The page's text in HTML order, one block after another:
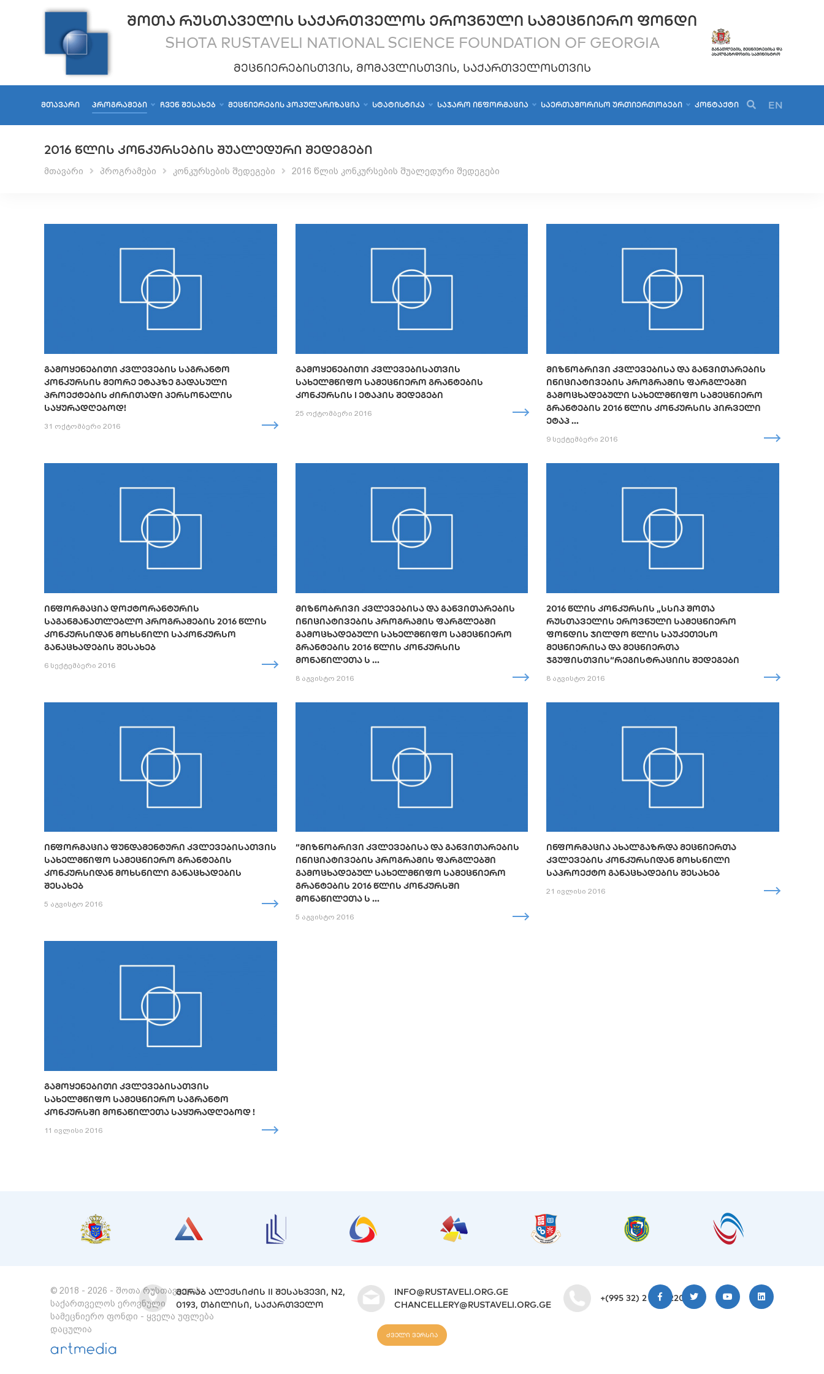
ᲨᲝᲗᲐ ᲠᲣᲡᲗᲐᲕᲔᲚᲘᲡ ᲡᲐᲥᲐᲠᲗᲕᲔᲚᲝᲡ ᲔᲠᲝᲕᲜᲣᲚᲘ ᲡᲐᲛᲔᲪᲜᲘᲔᲠᲝ ᲤᲝᲜᲓᲘ
SHOTA RUSTAVELI NATIONAL SCIENCE FOUNDATION OF GEORGIA
ᲛᲔᲪᲜᲘᲔᲠᲔᲑᲘᲡᲗᲕᲘᲡ, ᲛᲝᲛᲐᲕᲚᲘᲡᲗᲕᲘᲡ, ᲡᲐᲥᲐᲠᲗᲕᲔᲚᲝᲡᲗᲕᲘᲡ
ᲛᲗᲐᲕᲐᲠᲘ ᲞᲠᲝᲒᲠᲐᲛᲔᲑᲘ ᲩᲕᲔᲜ ᲨᲔᲡᲐᲮᲔᲑ ᲛᲔᲪᲜᲘᲔᲠᲔᲑᲘᲡ ᲞᲝᲞᲣᲚᲐᲠᲘᲖᲐᲪᲘᲐ ᲡᲢᲐᲢᲘᲡᲢᲘᲙᲐ ᲡᲐᲯᲐᲠᲝ ᲘᲜᲤᲝᲠᲛᲐᲪᲘᲐ ᲡᲐᲔᲠᲗᲐᲨᲝᲠᲘᲡᲝ ᲣᲠᲗᲘᲔᲠᲗᲝᲑᲔᲑᲘ ᲙᲝᲜᲢᲐᲥᲢᲘ EN
2016 ᲬᲚᲘᲡ ᲙᲝᲜᲙᲣᲠᲡᲔᲑᲘᲡ ᲨᲣᲐᲚᲔᲓᲣᲠᲘ ᲨᲔᲓᲔᲒᲔᲑᲘ
მთავარი პროგრამები კონკურსების შედეგები 2016 წლის კონკურსების შუალედური შედეგები
ᲒᲐᲛᲝᲧᲔᲜᲔᲑᲘᲗᲘ ᲙᲕᲚᲔᲕᲔᲑᲘᲡ ᲡᲐᲒᲠᲐᲜᲢᲝ
ᲙᲝᲜᲙᲣᲠᲡᲘᲡ ᲛᲔᲝᲠᲔ ᲔᲢᲐᲞᲖᲔ ᲒᲐᲓᲐᲡᲣᲚᲘ
ᲞᲠᲝᲔᲥᲢᲔᲑᲘᲡ ᲫᲘᲠᲘᲗᲐᲓᲘ ᲞᲔᲠᲡᲝᲜᲐᲚᲘᲡ
ᲡᲐᲧᲣᲠᲐᲓᲦᲔᲑᲝᲓ!
31 ოქტომბერი 2016
ᲒᲐᲛᲝᲧᲔᲜᲔᲑᲘᲗᲘ ᲙᲕᲚᲔᲕᲔᲑᲘᲡᲐᲗᲕᲘᲡ
ᲡᲐᲮᲔᲚᲛᲬᲘᲤᲝ ᲡᲐᲛᲔᲪᲜᲘᲔᲠᲝ ᲒᲠᲐᲜᲢᲔᲑᲘᲡ
ᲙᲝᲜᲙᲣᲠᲡᲘᲡ I ᲔᲢᲐᲞᲘᲡ ᲨᲔᲓᲔᲒᲔᲑᲘ
25 ოქტომბერი 2016
ᲛᲘᲖᲜᲝᲑᲠᲘᲕᲘ ᲙᲕᲚᲔᲕᲔᲑᲘᲡᲐ ᲓᲐ ᲒᲐᲜᲕᲘᲗᲐᲠᲔᲑᲘᲡ
ᲘᲜᲘᲪᲘᲐᲢᲘᲕᲔᲑᲘᲡ ᲞᲠᲝᲒᲠᲐᲛᲘᲡ ᲤᲐᲠᲒᲚᲔᲑᲨᲘ
ᲒᲐᲛᲝᲪᲮᲐᲓᲔᲑᲣᲚᲘ ᲡᲐᲮᲔᲚᲛᲬᲘᲤᲝ ᲡᲐᲛᲔᲪᲜᲘᲔᲠᲝ
ᲒᲠᲐᲜᲢᲔᲑᲘᲡ 2016 ᲬᲚᲘᲡ ᲙᲝᲜᲙᲣᲠᲡᲘᲡ ᲞᲘᲠᲕᲔᲚᲘ
ᲔᲢᲐᲞ ...
9 სექტემბერი 2016
ᲘᲜᲤᲝᲠᲛᲐᲪᲘᲐ ᲓᲝᲥᲢᲝᲠᲐᲜᲢᲣᲠᲘᲡ
ᲡᲐᲒᲐᲜᲛᲐᲜᲐᲗᲚᲔᲑᲚᲝ ᲞᲠᲝᲒᲠᲐᲛᲔᲑᲘᲡ 2016 ᲬᲚᲘᲡ
ᲙᲝᲜᲙᲣᲠᲡᲘᲓᲐᲜ ᲛᲝᲮᲡᲜᲘᲚᲘ ᲡᲐᲙᲝᲜᲙᲣᲠᲡᲝ
ᲒᲐᲜᲐᲪᲮᲐᲓᲔᲑᲘᲡ ᲨᲔᲡᲐᲮᲔᲑ
6 სექტემბერი 2016
ᲛᲘᲖᲜᲝᲑᲠᲘᲕᲘ ᲙᲕᲚᲔᲕᲔᲑᲘᲡᲐ ᲓᲐ ᲒᲐᲜᲕᲘᲗᲐᲠᲔᲑᲘᲡ
ᲘᲜᲘᲪᲘᲐᲢᲘᲕᲔᲑᲘᲡ ᲞᲠᲝᲒᲠᲐᲛᲘᲡ ᲤᲐᲠᲒᲚᲔᲑᲨᲘ
ᲒᲐᲛᲝᲪᲮᲐᲓᲔᲑᲣᲚᲘ ᲡᲐᲮᲔᲚᲛᲬᲘᲤᲝ ᲡᲐᲛᲔᲪᲜᲘᲔᲠᲝ
ᲒᲠᲐᲜᲢᲔᲑᲘᲡ 2016 ᲬᲚᲘᲡ ᲙᲝᲜᲙᲣᲠᲡᲘᲡ
ᲛᲝᲜᲐᲬᲘᲚᲔᲗᲐ Ს ...
8 აგვისტო 2016
2016 ᲬᲚᲘᲡ ᲙᲝᲜᲙᲣᲠᲡᲘᲡ „ᲡᲡᲘᲞ ᲨᲝᲗᲐ
ᲠᲣᲡᲗᲐᲕᲔᲚᲘᲡ ᲔᲠᲝᲕᲜᲣᲚᲘ ᲡᲐᲛᲔᲪᲜᲘᲔᲠᲝ
ᲤᲝᲜᲓᲘᲡ ᲯᲘᲚᲓᲝ ᲬᲚᲘᲡ ᲡᲐᲣᲙᲔᲗᲔᲡᲝ
ᲛᲔᲪᲜᲘᲔᲠᲘᲡᲐ ᲓᲐ ᲛᲔᲪᲜᲘᲔᲠᲗᲐ
ᲯᲒᲣᲤᲘᲡᲗᲕᲘᲡ“ᲠᲔᲒᲘᲡᲢᲠᲐᲪᲘᲘᲡ ᲨᲔᲓᲔᲒᲔᲑᲘ
8 აგვისტო 2016
ᲘᲜᲤᲝᲠᲛᲐᲪᲘᲐ ᲤᲣᲜᲓᲐᲛᲔᲜᲢᲣᲠᲘ ᲙᲕᲚᲔᲕᲔᲑᲘᲡᲐᲗᲕᲘᲡ
ᲡᲐᲮᲔᲚᲛᲬᲘᲤᲝ ᲡᲐᲛᲔᲪᲜᲘᲔᲠᲝ ᲒᲠᲐᲜᲢᲔᲑᲘᲡ
ᲙᲝᲜᲙᲣᲠᲡᲘᲓᲐᲜ ᲛᲝᲮᲡᲜᲘᲚᲘ ᲒᲐᲜᲐᲪᲮᲐᲓᲔᲑᲘᲡ
ᲨᲔᲡᲐᲮᲔᲑ
5 აგვისტო 2016
“ᲛᲘᲖᲜᲝᲑᲠᲘᲕᲘ ᲙᲕᲚᲔᲕᲔᲑᲘᲡᲐ ᲓᲐ ᲒᲐᲜᲕᲘᲗᲐᲠᲔᲑᲘᲡ
ᲘᲜᲘᲪᲘᲐᲢᲘᲕᲔᲑᲘᲡ ᲞᲠᲝᲒᲠᲐᲛᲘᲡ ᲤᲐᲠᲒᲚᲔᲑᲨᲘ
ᲒᲐᲛᲝᲪᲮᲐᲓᲔᲑᲣᲚ ᲡᲐᲮᲔᲚᲛᲬᲘᲤᲝ ᲡᲐᲛᲔᲪᲜᲘᲔᲠᲝ
ᲒᲠᲐᲜᲢᲔᲑᲘᲡ 2016 ᲬᲚᲘᲡ ᲙᲝᲜᲙᲣᲠᲡᲨᲘ
ᲛᲝᲜᲐᲬᲘᲚᲔᲗᲐ Ს ...
5 აგვისტო 2016
ᲘᲜᲤᲝᲠᲛᲐᲪᲘᲐ ᲐᲮᲐᲚᲒᲐᲖᲠᲓᲐ ᲛᲔᲪᲜᲘᲔᲠᲗᲐ
ᲙᲕᲚᲔᲕᲔᲑᲘᲡ ᲙᲝᲜᲙᲣᲠᲡᲘᲓᲐᲜ ᲛᲝᲮᲡᲜᲘᲚᲘ
ᲡᲐᲞᲠᲝᲔᲥᲢᲝ ᲒᲐᲜᲐᲪᲮᲐᲓᲔᲑᲘᲡ ᲨᲔᲡᲐᲮᲔᲑ
21 ივლისი 2016
ᲒᲐᲛᲝᲧᲔᲜᲔᲑᲘᲗᲘ ᲙᲕᲚᲔᲕᲔᲑᲘᲡᲐᲗᲕᲘᲡ
ᲡᲐᲮᲔᲚᲛᲬᲘᲤᲝ ᲡᲐᲛᲔᲪᲜᲘᲔᲠᲝ ᲡᲐᲒᲠᲐᲜᲢᲝ
ᲙᲝᲜᲙᲣᲠᲡᲨᲘ ᲛᲝᲜᲐᲬᲘᲚᲔᲗᲐ ᲡᲐᲧᲣᲠᲐᲓᲦᲔᲑᲝᲓ !
11 ივლისი 2016
© 2018 - 2026 - შოთა რუსთაველის
საქართველოს ეროვნული
სამეცნიერო ფონდი - ყველა უფლება
დაცულია
ᲛᲔᲠᲐᲑ ᲐᲚᲔᲥᲡᲘᲫᲘᲡ II ᲨᲔᲡᲐᲮᲕᲔᲕᲘ, N2,
0193, ᲗᲑᲘᲚᲘᲡᲘ, ᲡᲐᲥᲐᲠᲗᲕᲔᲚᲝ
INFO@RUSTAVELI.ORG.GE
CHANCELLERY@RUSTAVELI.ORG.GE
+(995 32) 2 200 220
ძველი ვერსია